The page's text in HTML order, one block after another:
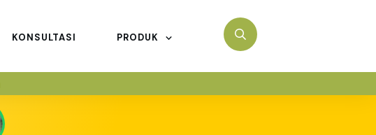
KONSULTASI PRODUK